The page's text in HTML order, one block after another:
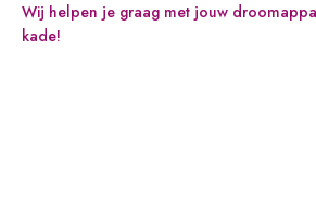
Wij helpen je graag met jouw
kade!